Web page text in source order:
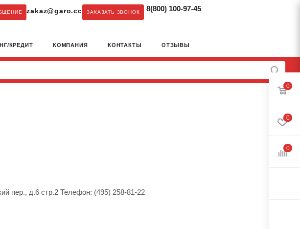
zakaz@garo.cc ЗАКАЗАТЬ ЗВОНОК 8(800) 100-97-45
КРЕДИТ КОМПАНИЯ КОНТАКТЫ ОТЗЫВЫ
пер., д.6 стр.2 Телефон: (495) 258-81-22
0
0
0